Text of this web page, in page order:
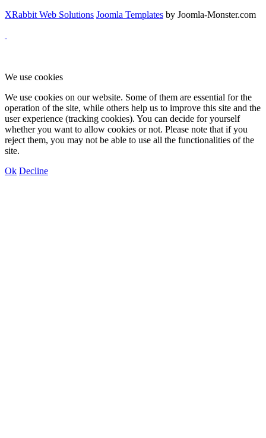
XRabbit Web Solutions Joomla Templates by Joomla-Monster.com
We use cookies
We use cookies on our website. Some of them are essential for the
operation of the site, while others help us to improve this site and the
user experience (tracking cookies). You can decide for yourself
whether you want to allow cookies or not. Please note that if you
reject them, you may not be able to use all the functionalities of the
site.
Ok Decline